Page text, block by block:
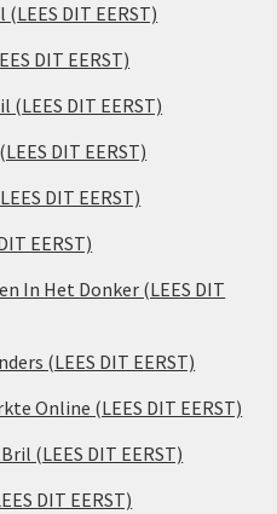
DIT EERST)
DIT EERST)
DIT EERST)
DIT EERST)
DIT EERST)
EERST)
In Het Donker (LEES DIT
(LEES DIT EERST)
Online (LEES DIT EERST)
(LEES DIT EERST)
DIT EERST)